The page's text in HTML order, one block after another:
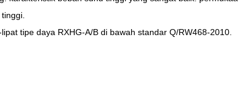
tipe daya RXHG-A/B di bawah standar Q/RW468-2010.